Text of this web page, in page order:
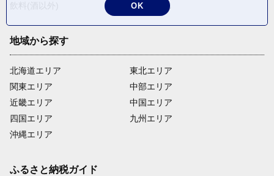
返礼品なし
地域から探す
北海道エリア
関東エリア
近畿エリア
四国エリア
沖縄エリア
東北エリア
中部エリア
中国エリア
九州エリア
ふるさと納税ガイド
OK